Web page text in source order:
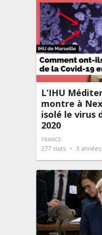
L’IHU
montre à
isolé le virus
2020
FRANCE
277 vues 3